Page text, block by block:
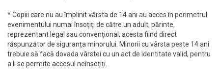
* Copiii care nu au împlinit vârsta de 14 ani au acces în perimetrul
evenimentului numai însoțiți de către un adult, părinte,
reprezentant legal sau convențional, acesta fiind direct
răspunzător de siguranța minorului. Minorii cu vârsta peste 14 ani
trebuie să facă dovada vârstei cu un act de identitate valid, pentru
a li se permite accesul neînsoțiți.